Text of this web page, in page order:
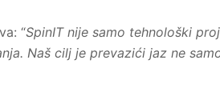
“SpinIT nije samo tehnološki
Naš cilj je prevazići jaz ne